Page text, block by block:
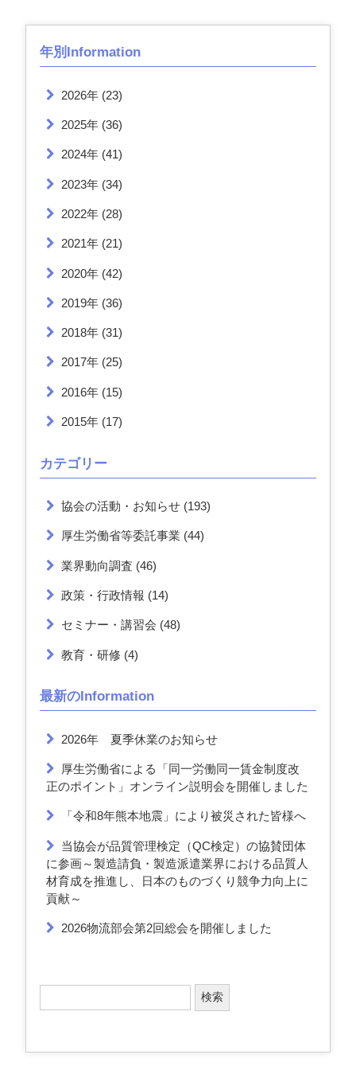
年別Information
2026年(23)
2025年(36)
2024年(41)
2023年(34)
2022年(28)
2021年(21)
2020年(42)
2019年(36)
2018年(31)
2017年(25)
2016年(15)
2015年(17)
カテゴリー
協会の活動・お知らせ(193)
厚生労働省等委託事業 (44)
業界動向調査 (46)
政策・行政情報 (14)
セミナー・講習会 (48)
教育・研修 (4)
最新のInformation
2026年 夏季休業のお知らせ
厚生労働省による「同一労働同一賃金制度改
正のポイント」オンライン説明会を開催しました
「令和8年熊本地震」により被災された皆様へ
当協会が品質管理検定（QC検定）の協賛団体
に参画～製造請負・製造派遣業界における品質人
材育成を推進し、日本のものづくり競争力向上に
貢献～
2026物流部会第2回総会を開催しました
索